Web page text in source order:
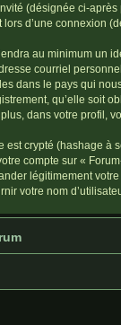
(désignée ci-
lors d’une connexion
au minimum un
courriel
dans le pays qui
qu’elle soit
dans votre profil,
est crypté (hashage à
compte sur «
légitimement
votre nom